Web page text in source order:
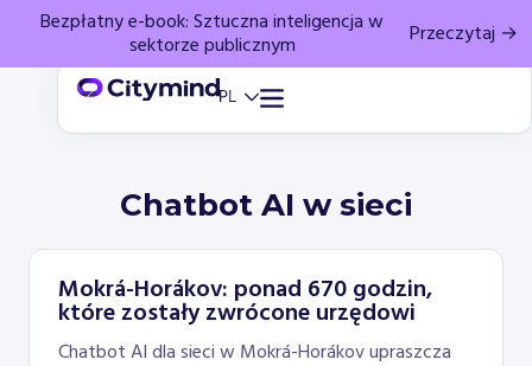
Bezpłatny e-book: Sztuczna inteligencja w
sektorze publicznym Przeczytaj →
Chatbot AI w sieci
Mokrá-Horákov: ponad 670 godzin,
które zostały zwrócone urzędowi
Chatbot AI dla sieci w Mokrá-Horákov upraszcza